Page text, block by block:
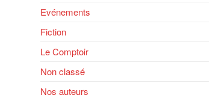
Evénements
Fiction
Le Comptoir
Non classé
Nos auteurs